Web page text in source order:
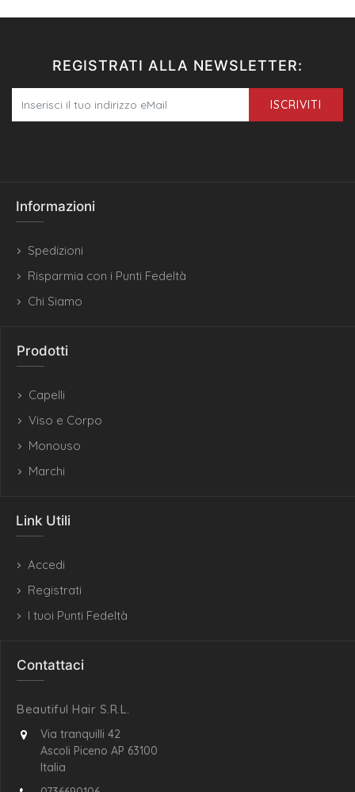
REGISTRATI ALLA NEWSLETTER:
ISCRIVITI
Informazioni
Spedizioni
Risparmia con i Punti Fedeltà
Chi Siamo
Prodotti
Capelli
Viso e Corpo
Monouso
Marchi
Link Utili
Accedi
Registrati
I tuoi Punti Fedeltà
Contattaci
Beautiful Hair S.R.L.
Via tranquilli 42
Ascoli Piceno AP 63100
Italia